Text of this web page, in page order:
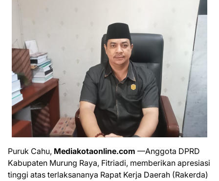
​Puruk Cahu, Mediakotaonline.com —Anggota DPRD
Kabupaten Murung Raya, Fitriadi, memberikan apresiasi
tinggi atas terlaksananya Rapat Kerja Daerah (Rakerda)